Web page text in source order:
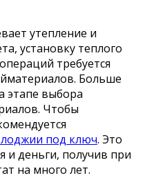
утепление и
установку теплого
требуется
Больше
этапе выбора
Чтобы
под ключ. Это
и деньги, получив при
на много лет.